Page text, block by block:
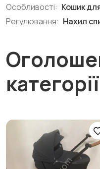
Особливості: Кошик
Регулювання: Нахил
категорії